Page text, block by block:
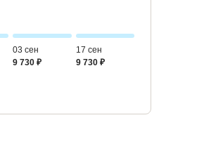
03 сен
9 730 ₽
17 сен
9 730 ₽